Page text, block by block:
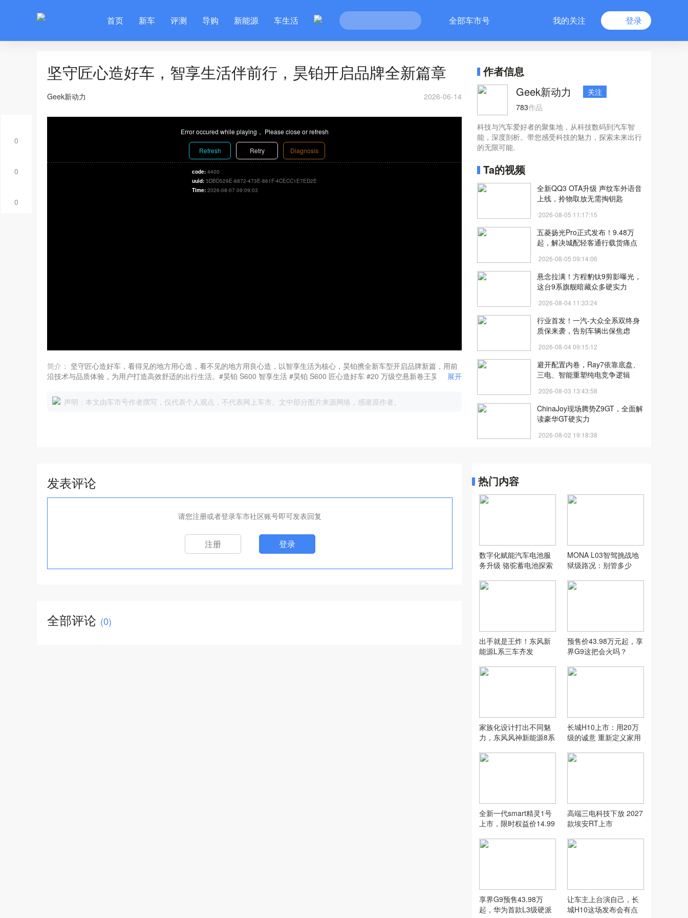
首页 新车 评测 导购 新能源 车生活 全部车市号 我的关注 登录
0
0
0
坚守匠心造好车，智享生活伴前行，昊铂开启品牌全新篇章
Geek新动力 2026-06-14
Error occured while playing， Please close or refresh
Refresh Retry Diagnosis
code: 4400
uuid: 3DBD529E-8872-473E-861F-4CECC1E7ED2E
Time: 2026-08-07 09:09:03
简介： 坚守匠心造好车，看得见的地方用心造，看不见的地方用良心造，以智享生活为核心，昊铂携全新车型开启品牌新篇，用前
沿技术与品质体验，为用户打造高效舒适的出行生活。#昊铂 S600 智享生活 #昊铂 S600 匠心造好车 #20 万级空悬新卷王昊铂 S60
展开
声明：本文由车市号作者撰写，仅代表个人观点，不代表网上车市。文中部分图片来源网络，感谢原作者。
作者信息
Geek新动力
关注
783作品
科技与汽车爱好者的聚集地，从科技数码到汽车智
能，深度剖析。带您感受科技的魅力，探索未来出行
的无限可能.
Ta的视频
全新QQ3 OTA升级 声纹车外语音
上线，拎物取放无需掏钥匙
2026-08-05 11:17:15
五菱扬光Pro正式发布！9.48万
起，解决城配轻客通行载货痛点
2026-08-05 09:14:06
悬念拉满！方程豹钛9剪影曝光，
这台9系旗舰暗藏众多硬实力
2026-08-04 11:33:24
行业首发！一汽-大众全系双终身
质保来袭，告别车辆出保焦虑
2026-08-04 09:15:12
避开配置内卷，Ray7依靠底盘、
三电、智能重塑纯电竞争逻辑
2026-08-03 13:43:58
ChinaJoy现场腾势Z9GT，全面解
读豪华GT硬实力
2026-08-02 19:18:38
发表评论
请您注册或者登录车市社区账号即可发表回复
注册 登录
全部评论 (0)
热门内容
数字化赋能汽车电池服
务升级 骆驼蓄电池探索
MONA L03智驾挑战地
狱级路况：别管多少
驾
出手就是王炸！东风新
能源L系三车齐发
预售价43.98万元起，享
界G9这把会火吗？
家族化设计打出不同魅
力，东风风神新能源8系
长城H10上市：用20万
级的诚意 重新定义家用
全新一代smart精灵1号
上市，限时权益价14.99
高端三电科技下放 2027
款埃安RT上市
享界G9预售43.98万
起，华为首款L3级硬派
让车主上台演自己，长
城H10这场发布会有点